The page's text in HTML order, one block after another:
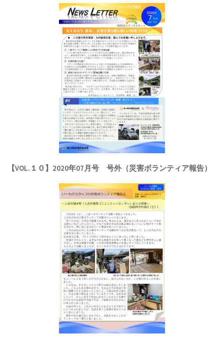
【VOL.１０】2020年07月号 号外（災害ボランティア報告）